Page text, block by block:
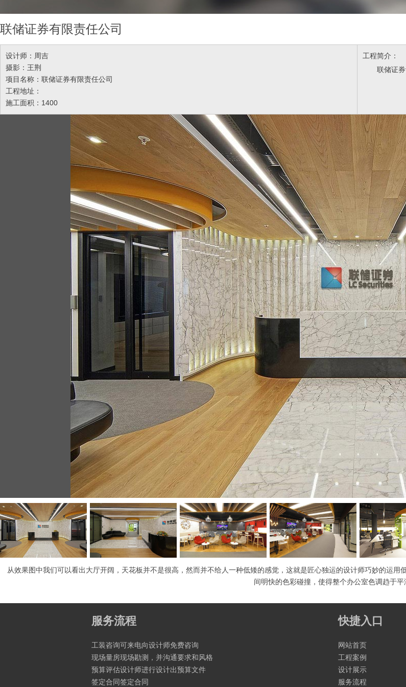
联储证券有限责任公司
设计师：周吉
摄影：王荆
项目名称：联储证券有限责任公司
工程地址：
施工面积：1400
工程简介：
联储证
从效果图中我们可以看出大厅开阔，天花板并不是很高，然而并不给人一种低矮的感觉，这就是匠心独运的设计师巧妙的运
间明快的色彩碰撞，使得整个办公室色调趋于平
服务流程
工装咨询可来电向设计师免费咨询
现场量房现场勘测，并沟通要求和风格
预算评估设计师进行设计出预算文件
签定合同签定合同
快捷入口
网站首页
工程案例
设计展示
服务流程